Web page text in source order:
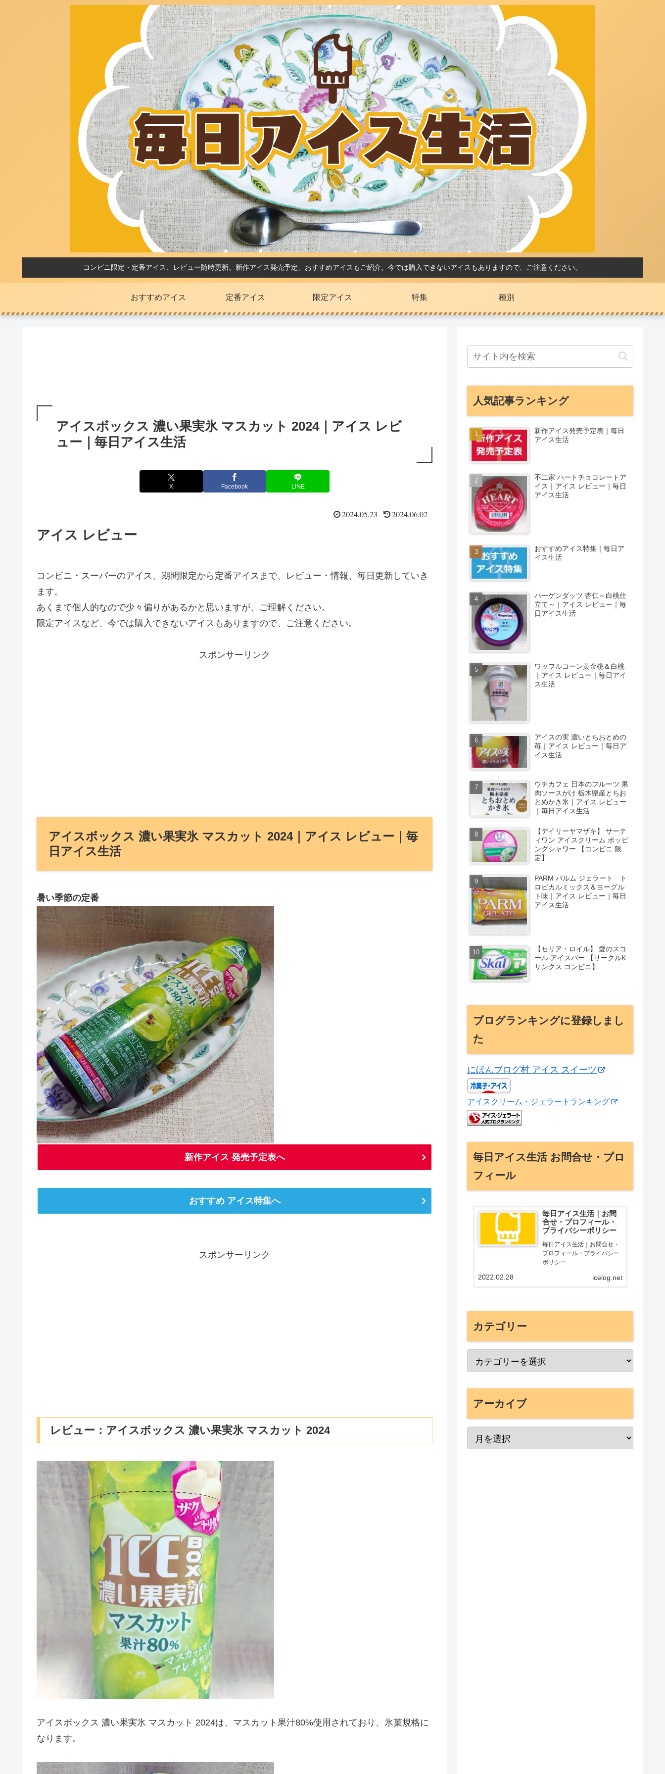
コンビニ限定・定番アイス、レビュー随時更新。新作アイス発売予定、おすすめアイスもご紹介。今では購入できないアイスもありますので、ご注意ください。
おすすめアイス 定番アイス 限定アイス 特集 種別
アイスボックス 濃い果実氷 マスカット 2024｜アイス レビ
ュー｜毎日アイス生活
X Facebook LINE
2024.05.23 2024.06.02
アイス レビュー
コンビニ・スーパーのアイス、期間限定から定番アイスまで、レビュー・情報、毎日更新していき
ます。
あくまで個人的なので少々偏りがあるかと思いますが、ご理解ください。
限定アイスなど、今では購入できないアイスもありますので、ご注意ください。
スポンサーリンク
アイスボックス 濃い果実氷 マスカット 2024｜アイス レビュー｜毎
日アイス生活
暑い季節の定番
新作アイス 発売予定表へ
おすすめ アイス特集へ
スポンサーリンク
レビュー：アイスボックス 濃い果実氷 マスカット 2024
アイスボックス 濃い果実氷 マスカット 2024は、マスカット果汁80%使用されており、氷菓規格に
なります。
人気記事ランキング
新作アイス発売予定表｜毎日
アイス生活
不二家 ハートチョコレートア
イス｜アイス レビュー｜毎日
アイス生活
おすすめアイス特集｜毎日ア
イス生活
ハーゲンダッツ 杏仁～白桃仕
立て～｜アイス レビュー｜毎
日アイス生活
ワッフルコーン黄金桃＆白桃
｜アイス レビュー｜毎日アイ
ス生活
アイスの実 濃いとちおとめの
苺｜アイス レビュー｜毎日ア
イス生活
ウチカフェ 日本のフルーツ 果
肉ソースがけ 栃木県産とちお
とめかき氷｜アイス レビュー
｜毎日アイス生活
【デイリーヤマザキ】 サーテ
ィワン アイスクリーム ポッピ
ングシャワー 【コンビニ 限
定】
PARM パルム ジェラート ト
ロピカルミックス＆ヨーグル
ト味｜アイス レビュー｜毎日
アイス生活
【セリア・ロイル】 愛のスコ
ール アイスバー 【サークルK
サンクス コンビニ】
ブログランキングに登録しまし
た
にほんブログ村 アイス スイーツ
アイスクリーム・ジェラートランキング
毎日アイス生活 お問合せ・プロ
フィール
毎日アイス生活｜お問
合せ・プロフィール・
プライバシーポリシー
毎日アイス生活｜お問合せ・
プロフィール・プライバシー
ポリシー
icelog.net
2022.02.28
カテゴリー
アーカイブ